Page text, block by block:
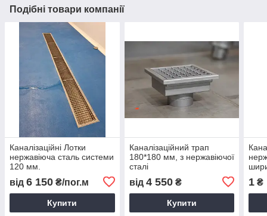
Подібні товари компанії
Каналізаційні Лотки
нержавіюча сталь системи
120 мм.
від 6 150 ₴/пог.м
Купити
Каналізаційний трап
180*180 мм, з нержавіючої
сталі
від 4 550₴
Купити
1 ₴